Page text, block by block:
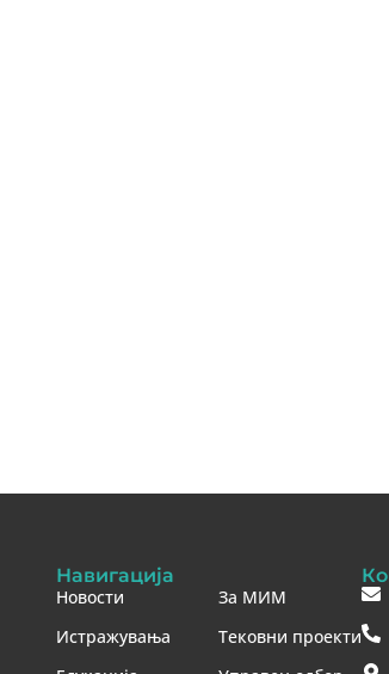
Навигација
Новости
Истражувања
За МИМ
Тековни проекти